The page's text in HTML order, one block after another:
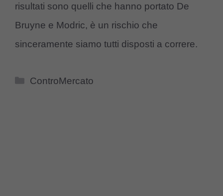
risultati sono quelli che hanno portato De
Bruyne e Modric, è un rischio che
sinceramente siamo tutti disposti a correre.
Categorie
ControMercato